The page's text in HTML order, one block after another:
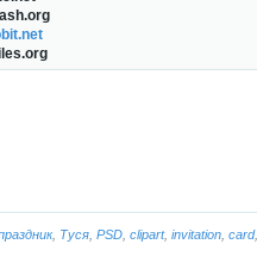
, Туся PSD clipart, invitation card,